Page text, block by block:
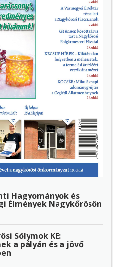
Hagyományok és
Élmények Nagykőrösön
Sólymok KE:
a pályán és a jövő